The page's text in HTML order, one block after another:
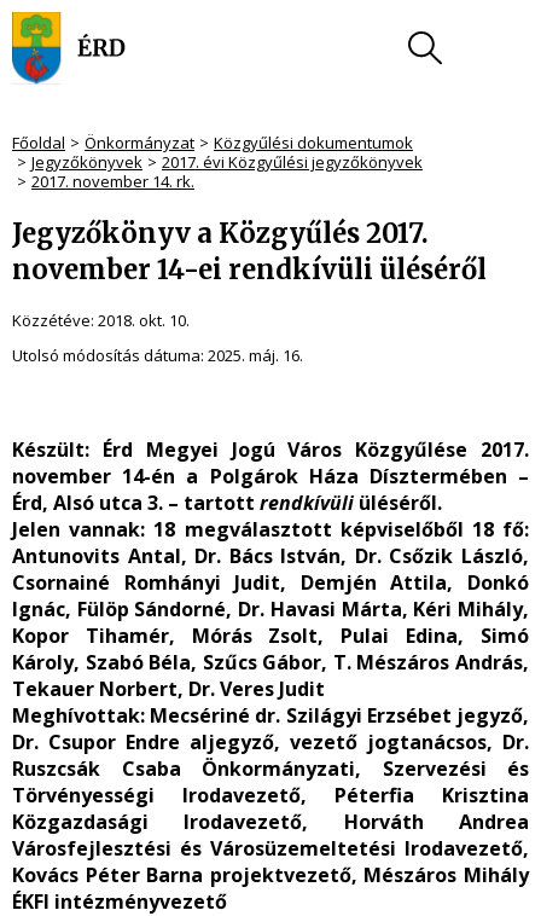
Főoldal Önkormányzat
Közgyűlési dokumentumok
Jegyzőkönyvek
2017. évi Közgyűlési jegyzőkönyvek
2017. november 14. rk.
Jegyzőkönyv a Közgyűlés 2017.
november 14-ei rendkívüli üléséről
Közzétéve: 2018. okt. 10.
Utolsó módosítás dátuma: 2025. máj. 16.
Készült: Érd Megyei Jogú Város Közgyűlése 2017.
november 14-én a Polgárok Háza Dísztermében –
Érd, Alsó utca 3. – tartott rendkívüli üléséről.
Jelen vannak: 18 megválasztott képviselőből 18 fő:
Antunovits Antal, Dr. Bács István, Dr. Csőzik László,
Csornainé Romhányi Judit, Demjén Attila, Donkó
Ignác, Fülöp Sándorné, Dr. Havasi Márta, Kéri Mihály,
Kopor Tihamér, Mórás Zsolt, Pulai Edina, Simó
Károly, Szabó Béla, Szűcs Gábor, T. Mészáros András,
Tekauer Norbert, Dr. Veres Judit
Meghívottak: Mecsériné dr. Szilágyi Erzsébet jegyző,
Dr. Csupor Endre aljegyző, vezető jogtanácsos, Dr.
Ruszcsák Csaba Önkormányzati, Szervezési és
Törvényességi Irodavezető, Péterfia Krisztina
Közgazdasági Irodavezető, Horváth Andrea
Városfejlesztési és Városüzemeltetési Irodavezető,
Kovács Péter Barna projektvezető, Mészáros Mihály
ÉKFI intézményvezető